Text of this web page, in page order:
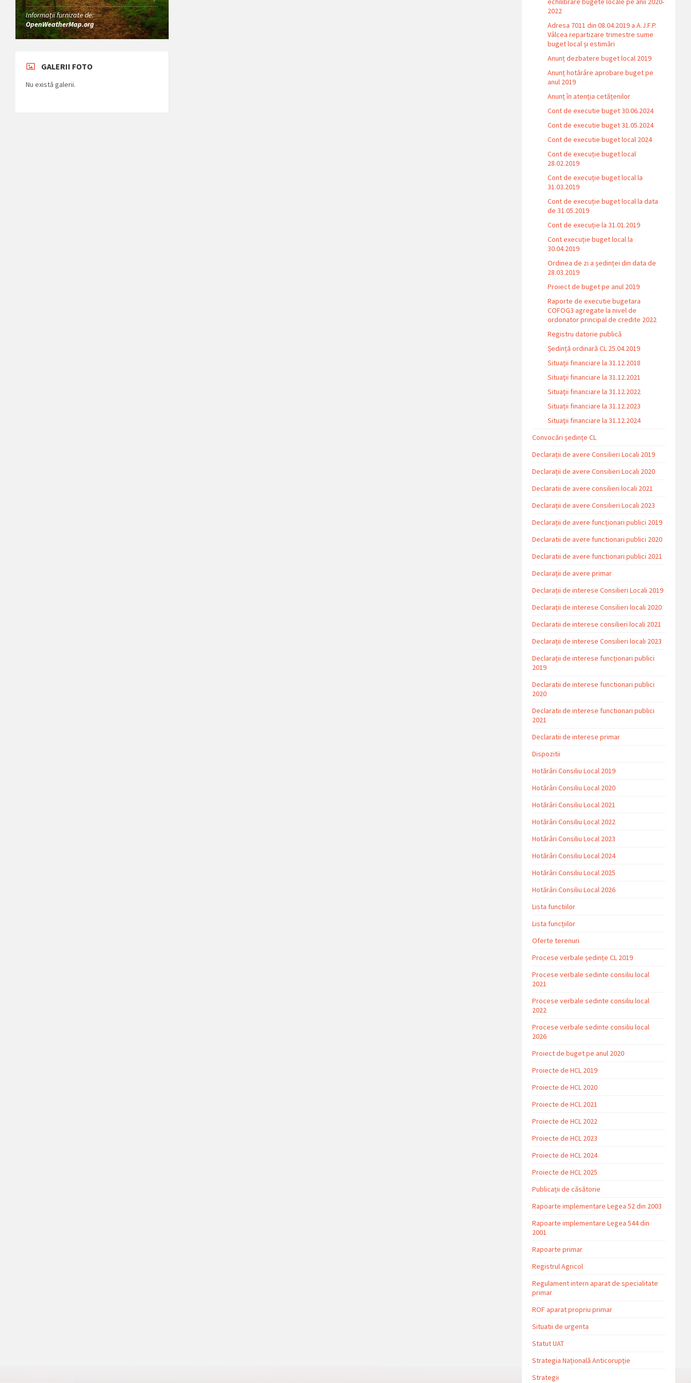
Informații furnizate de:
OpenWeatherMap.org
GALERII FOTO
Nu există galerii.
2022
Adresa 7011 din 08.04.2019 a A.J.F.P.
Vâlcea repartizare trimestre sume
buget local și estimări
Anunț dezbatere buget local 2019
Anunț hotărâre aprobare buget pe
anul 2019
Anunț în atenția cetățenilor
Cont de executie buget 30.06.2024
Cont de executie buget 31.05.2024
Cont de executie buget local 2024
Cont de execuție buget local
28.02.2019
Cont de execuție buget local la
31.03.2019
Cont de execuție buget local la data
de 31.05.2019
Cont de execuție la 31.01.2019
Cont execuție buget local la
30.04.2019
Ordinea de zi a ședinței din data de
28.03.2019
Proiect de buget pe anul 2019
Raporte de executie bugetara
COFOG3 agregate la nivel de
ordonator principal de credite 2022
Registru datorie publică
Ședință ordinară CL 25.04.2019
Situații financiare la 31.12.2018
Situaţii financiare la 31.12.2021
Situaţii financiare la 31.12.2022
Situații financiare la 31.12.2023
Situaţii financiare la 31.12.2024
Convocări ședințe CL
Declarații de avere Consilieri Locali 2019
Declarații de avere Consilieri Locali 2020
Declaratii de avere consilieri locali 2021
Declarații de avere Consilieri Locali 2023
Declarații de avere funcționari publici 2019
Declaratii de avere functionari publici 2020
Declaratii de avere functionari publici 2021
Declarații de avere primar
Declarații de interese Consilieri Locali 2019
Declarații de interese Consilieri locali 2020
Declaratii de interese consilieri locali 2021
Declarații de interese Consilieri locali 2023
Declarații de interese funcționari publici
2019
Declaratii de interese functionari publici
2020
Declaratii de interese functionari publici
2021
Declaratii de interese primar
Dispozitii
Hotărâri Consiliu Local 2019
Hotărâri Consiliu Local 2020
Hotărâri Consiliu Local 2021
Hotărâri Consiliu Local 2022
Hotărâri Consiliu Local 2023
Hotărâri Consiliu Local 2024
Hotărâri Consiliu Local 2025
Hotărâri Consiliu Local 2026
Lista functiilor
Lista funcțiilor
Oferte terenuri
Procese verbale ședințe CL 2019
Procese verbale sedinte consiliu local
2021
Procese verbale sedinte consiliu local
2022
Procese verbale sedinte consiliu local
2026
Proiect de buget pe anul 2020
Proiecte de HCL 2019
Proiecte de HCL 2020
Proiecte de HCL 2021
Proiecte de HCL 2022
Proiecte de HCL 2023
Proiecte de HCL 2024
Proiecte de HCL 2025
Publicații de căsătorie
Rapoarte implementare Legea 52 din 2003
Rapoarte implementare Legea 544 din
2001
Rapoarte primar
Registrul Agricol
Regulament intern aparat de specialitate
primar
ROF aparat propriu primar
Situatii de urgenta
Statut UAT
Strategia Națională Anticorupție
Strategii